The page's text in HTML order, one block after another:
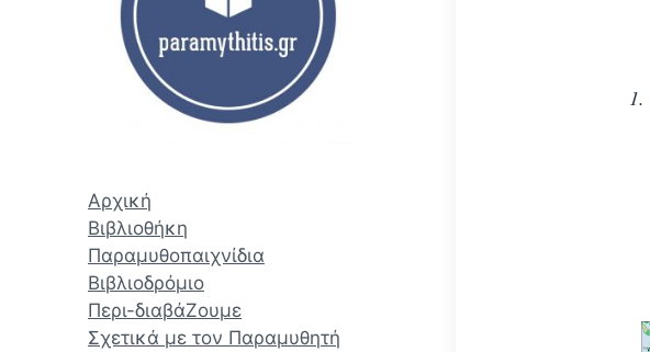
Αρχική
Βιβλιοθήκη
Παραμυθοπαιχνίδια
Βιβλιοδρόμιο
Περι-διαβάΖουμε
Σχετικά με τον Παραμυθητή
1.